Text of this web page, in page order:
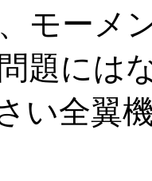
モーメ
題には
い全翼